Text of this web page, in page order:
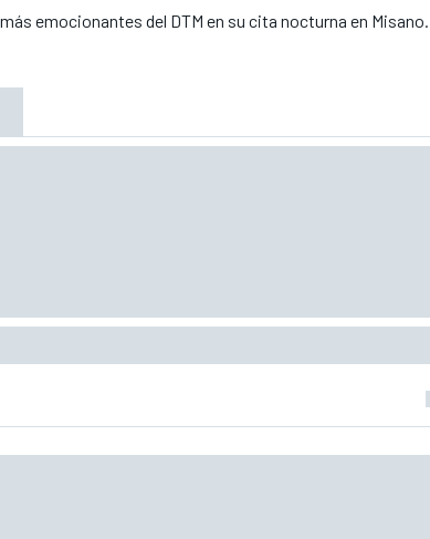
emocionantes del DTM en su cita nocturna en Misano.